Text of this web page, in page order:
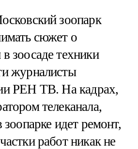
зоопарк
сюжет о
зоосаде техники
журналисты
РЕН ТВ. На кадрах,
телеканала,
идет ремонт,
работ никак не